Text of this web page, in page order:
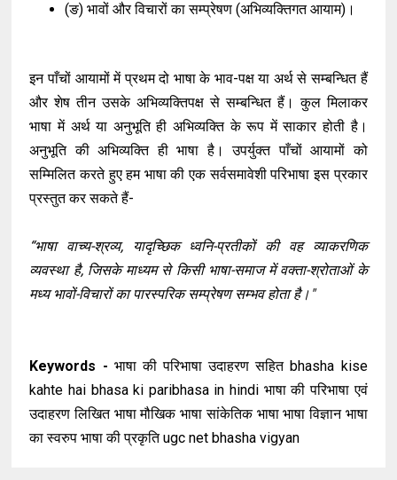
(ङ) भावों और विचारों का सम्प्रेषण (अभिव्यक्तिगत आयाम)।
इन पाँचों आयामों में प्रथम दो भाषा के भाव-पक्ष या अर्थ से सम्बन्धित हैं
और शेष तीन उसके अभिव्यक्तिपक्ष से सम्बन्धित हैं। कुल मिलाकर
भाषा में अर्थ या अनुभूति ही अभिव्यक्ति के रूप में साकार होती है।
अनुभूति की अभिव्यक्ति ही भाषा है। उपर्युक्त पाँचों आयामों को
सम्मिलित करते हुए हम भाषा की एक सर्वसमावेशी परिभाषा इस प्रकार
प्रस्तुत कर सकते हैं-
“भाषा वाच्य-श्रव्य, यादृच्छिक ध्वनि-प्रतीकों की वह व्याकरणिक
व्यवस्था है, जिसके माध्यम से किसी भाषा-समाज में वक्ता-श्रोताओं के
मध्य भावों-विचारों का पारस्परिक सम्प्रेषण सम्भव होता है।"
Keywords - भाषा की परिभाषा उदाहरण सहित bhasha kise
kahte hai bhasa ki paribhasa in hindi भाषा की परिभाषा एवं
उदाहरण लिखित भाषा मौखिक भाषा सांकेतिक भाषा भाषा विज्ञान भाषा
का स्वरुप भाषा की प्रकृति ugc net bhasha vigyan